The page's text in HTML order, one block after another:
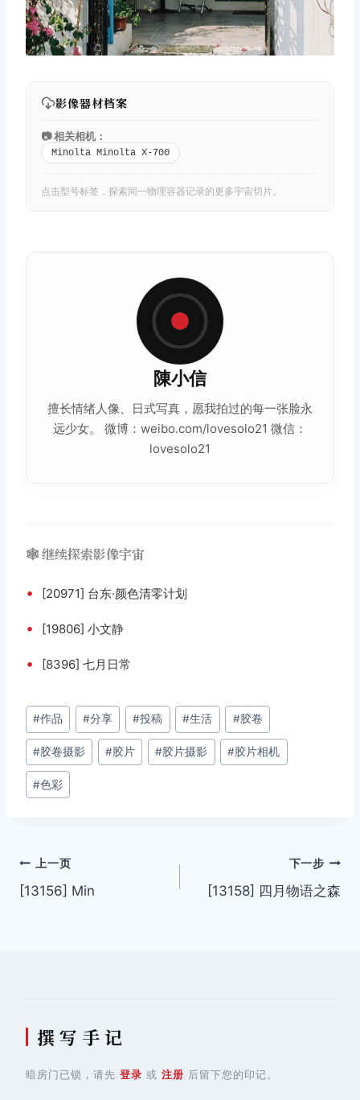
影像器材档案
📷 相关相机：
Minolta Minolta X-700
点击型号标签，探索同一物理容器记录的更多宇宙切片。
陳小信
擅长情绪人像、日式写真，愿我拍过的每一张脸永
远少女。 微博：weibo.com/lovesolo21 微信：
lovesolo21
🕸️ 继续探索影像宇宙
• [20971] 台东·颜色清零计划
• [19806] 小文静
• [8396] 七月日常
文
章
标
签：
#作品 #分享 #投稿 #生活 #胶卷
#胶卷摄影 #胶片 #胶片摄影 #胶片相机
#色彩
文
章
上一页
[13156] Min
下一步
[13158] 四月物语之森
撰 写 手 记
暗房门已锁，请先 登录 或 注册 后留下您的印记。